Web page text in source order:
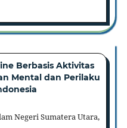
Berbasis Aktivitas
Mental dan Perilaku
Negeri Sumatera Utara,